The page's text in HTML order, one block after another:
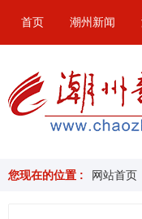
首页 潮州新闻
您现在的位置 : 网站首页